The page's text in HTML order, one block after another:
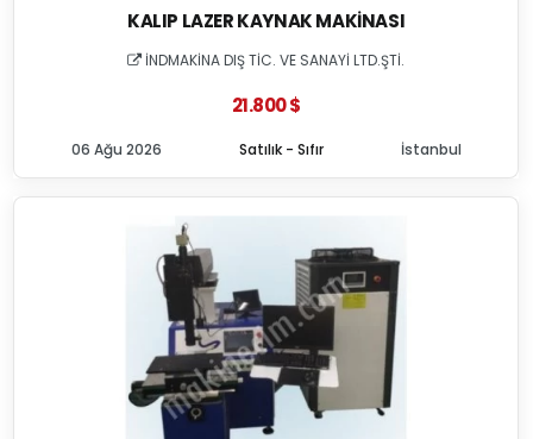
KALIP LAZER KAYNAK MAKINASI
İNDMAKİNA DIŞ TİC. VE SANAYİ LTD.ŞTİ.
21.800 $
Satılık - Sıfır
06 Ağu 2026 İstanbul